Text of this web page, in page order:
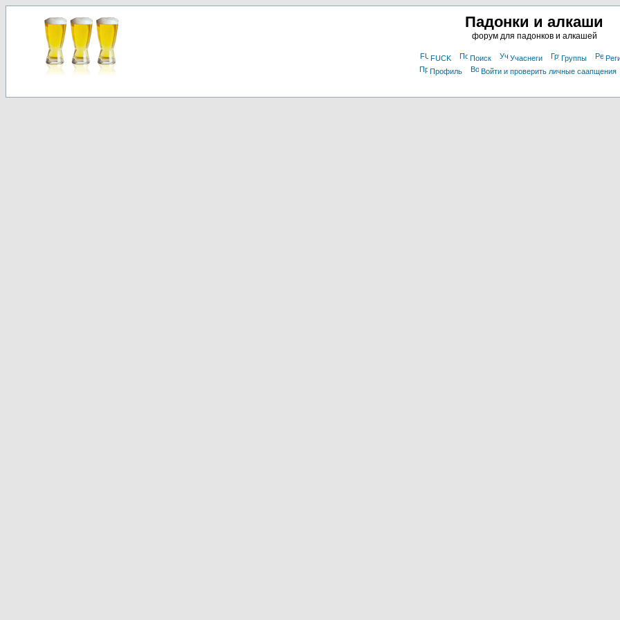
Падонки и алкаши
форум для падонков и алкашей
FUCK Поиск Учаснеги Группы
Профиль
Войти и проверить личные саапщения